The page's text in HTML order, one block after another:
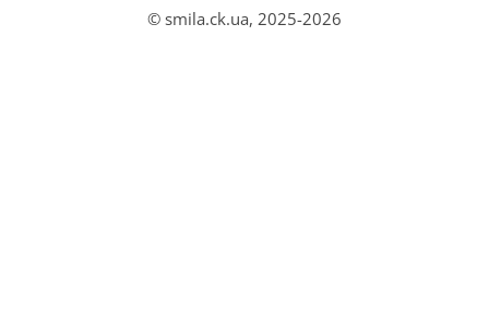
© smila.ck.ua, 2025-2026